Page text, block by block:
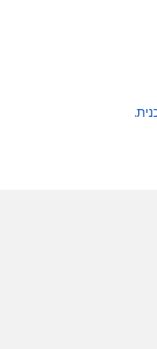
.